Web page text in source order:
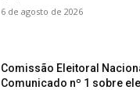
6 de agosto de 2026
Comissão Eleitoral
Comunicado nº 1 sobre